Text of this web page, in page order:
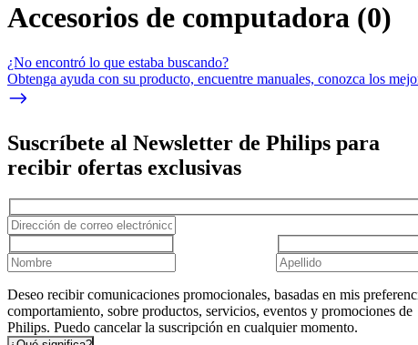
Accesorios de computadora (0)
¿No encontró lo que estaba buscando?
Obtenga ayuda con su producto, encuentre manuales, conozca los
Suscríbete al Newsletter de Philips para
recibir ofertas exclusivas
Deseo recibir comunicaciones promocionales, basadas en mis
comportamiento, sobre productos, servicios, eventos y promociones de
Philips. Puedo cancelar la suscripción en cualquier momento.